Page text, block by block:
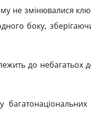
не змінювалися
боку,
до небагатьох